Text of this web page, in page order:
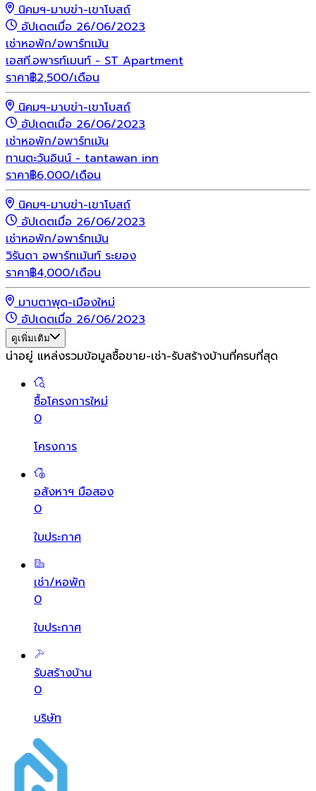
นิคมฯ-มาบข่า-เขาโบสถ์
อัปเดตเมื่อ 26/06/2023
เช่าหอพัก/อพาร์ทเม้น
เอสที.อพารท์เมนท์ - ST Apartment
ราคา฿2,500/เดือน
นิคมฯ-มาบข่า-เขาโบสถ์
อัปเดตเมื่อ 26/06/2023
เช่าหอพัก/อพาร์ทเม้น
ทานตะวันอินน์ - tantawan inn
ราคา฿6,000/เดือน
นิคมฯ-มาบข่า-เขาโบสถ์
อัปเดตเมื่อ 26/06/2023
เช่าหอพัก/อพาร์ทเม้น
วิรันดา อพาร์ทเม้นท์ ระยอง
ราคา฿4,000/เดือน
มาบตาพุด-เมืองใหม่
อัปเดตเมื่อ 26/06/2023
ดูเพิ่มเติม
น่าอยู่ แหล่งรวมข้อมูลซื้อขาย-เช่า-รับสร้างบ้านที่ครบที่สุด
ซื้อโครงการใหม่
0
โครงการ
อสังหาฯ มือสอง
0
ใบประกาศ
เช่า/หอพัก
0
ใบประกาศ
รับสร้างบ้าน
0
บริษัท